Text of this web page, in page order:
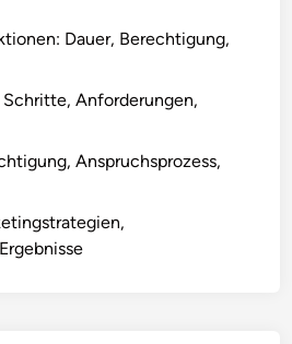
Dauer, Berechtigung,
Anforderungen,
Anspruchsprozess,